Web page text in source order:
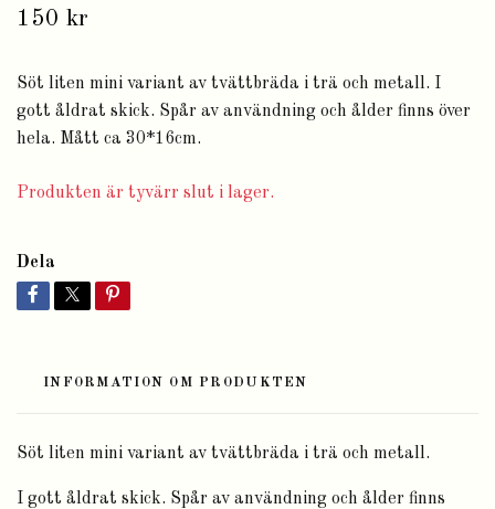
150 kr
Söt liten mini variant av tvättbräda i trä och metall. I
gott åldrat skick. Spår av användning och ålder finns över
hela. Mått ca 30*16cm.
Produkten är tyvärr slut i lager.
Dela
INFORMATION OM PRODUKTEN
Söt liten mini variant av tvättbräda i trä och metall.
I gott åldrat skick. Spår av användning och ålder finns